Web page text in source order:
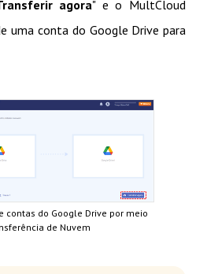
agora" e o MultCloud
uma conta do Google Drive para
contas do Google Drive por meio
de Nuvem